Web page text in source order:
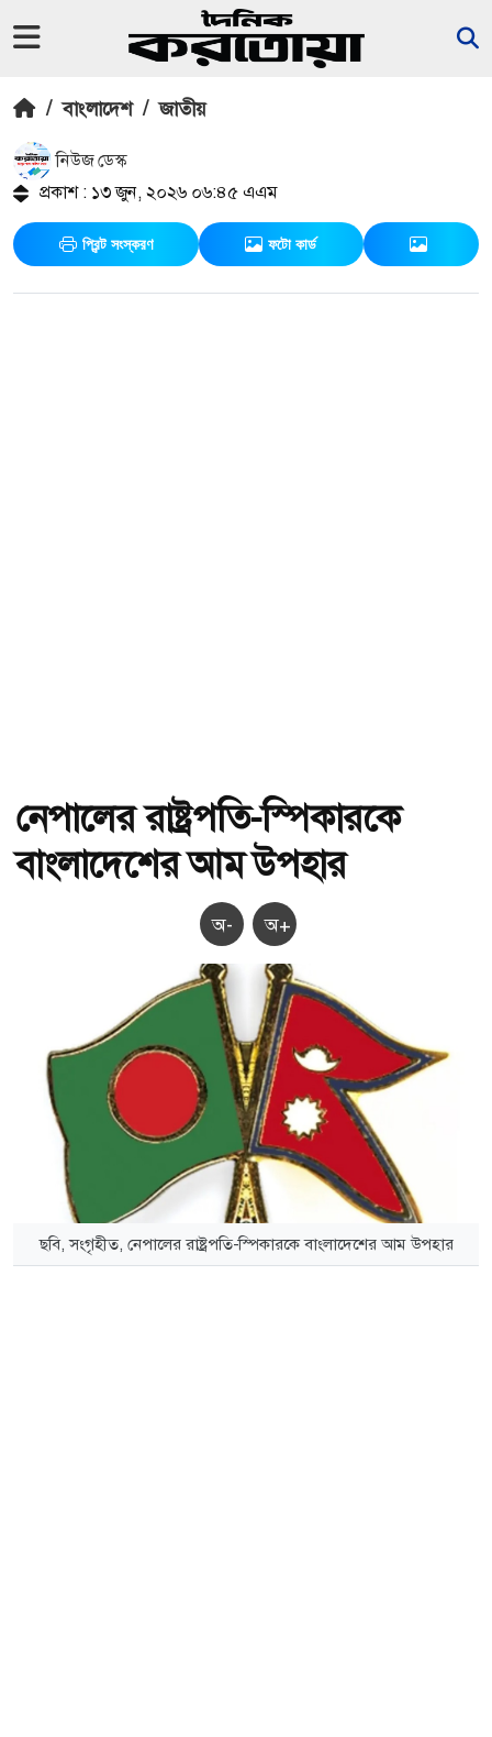
/ বাংলাদেশ / জাতীয়
নিউজ ডেস্ক
প্রকাশ : ১৩ জুন, ২০২৬ ০৬:৪৫ এএম
প্রিন্ট সংস্করণ ফটো কার্ড
নেপা‌লের রাষ্ট্রপতি-‌স্পিকারকে
বাংলাদেশের আম উপহার
অ- অ+
ছবি, সংগৃহীত, নেপা‌লের রাষ্ট্রপতি-‌স্পিকারকে বাংলাদেশের আম উপহার